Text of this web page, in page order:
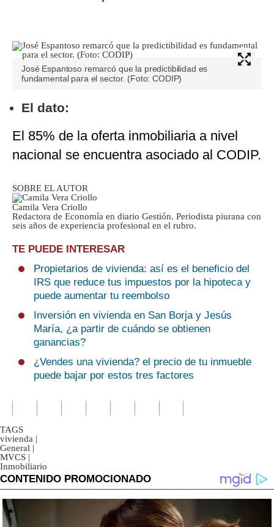
José Espantoso remarcó que la predictibilidad es
fundamental para el sector. (Foto: CODIP)
El dato:
El 85% de la oferta inmobiliaria a nivel
nacional se encuentra asociado al CODIP.
SOBRE EL AUTOR
Camila Vera Criollo
Redactora de Economía en diario Gestión. Periodista piurana con
seis años de experiencia profesional en el rubro.
TE PUEDE INTERESAR
Propietarios de vivienda: así es el beneficio del
IRS que reduce tus impuestos por la hipoteca y
puede aumentar tu reembolso
Inversión en vivienda en San Borja y Jesús
María, ¿a partir de cuándo se obtienen
ganancias?
¿Vendes una vivienda? el precio de tu inmueble
puede bajar por estos tres factores
TAGS
vivienda |
General |
MVCS |
Inmobiliario